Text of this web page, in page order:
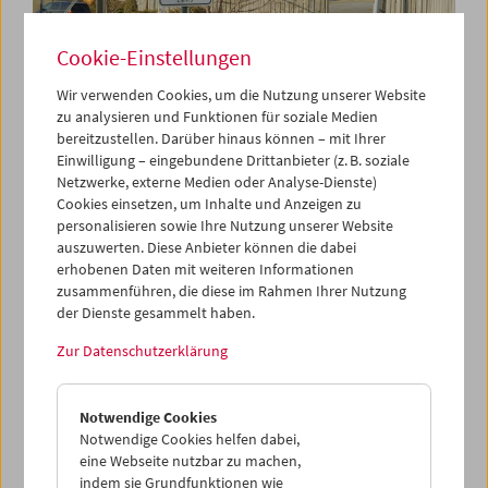
Premiere:
Henry Fonda for President
6. Dezember 2024
Nach der Weltpremiere auf der Berlinale und der
Österreich-Premiere auf der Viennale freuen wir uns, die
Horwath zu präsentieren. Ein Kunstwerk nicht fürs
Museum, sondern aus dem Geiste des Museums: die USA,
Filmschauspielers. In Horwaths mitreißendem Essayfilm
verschmelzen Henry Fonda und seine Rollen zu einer
einzigen konfliktgeladenen Figur, zu einem Scharnier
Cookie-Einstellungen
Wir verwenden Cookies, um die Nutzung unserer Website
zu analysieren und Funktionen für soziale Medien
bereitzustellen. Darüber hinaus können – mit Ihrer
Einwilligung – eingebundene Drittanbieter (z. B. soziale
Netzwerke, externe Medien oder Analyse-Dienste)
Cookies einsetzen, um Inhalte und Anzeigen zu
personalisieren sowie Ihre Nutzung unserer Website
auszuwerten. Diese Anbieter können die dabei
erhobenen Daten mit weiteren Informationen
zusammenführen, die diese im Rahmen Ihrer Nutzung
der Dienste gesammelt haben.
Zur Datenschutzerklärung
Notwendige Cookies
Notwendige Cookies helfen dabei,
eine Webseite nutzbar zu machen,
indem sie Grundfunktionen wie